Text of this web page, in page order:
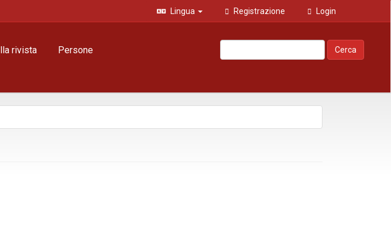
Lingua Registrazione Login
rivista Persone Cerca